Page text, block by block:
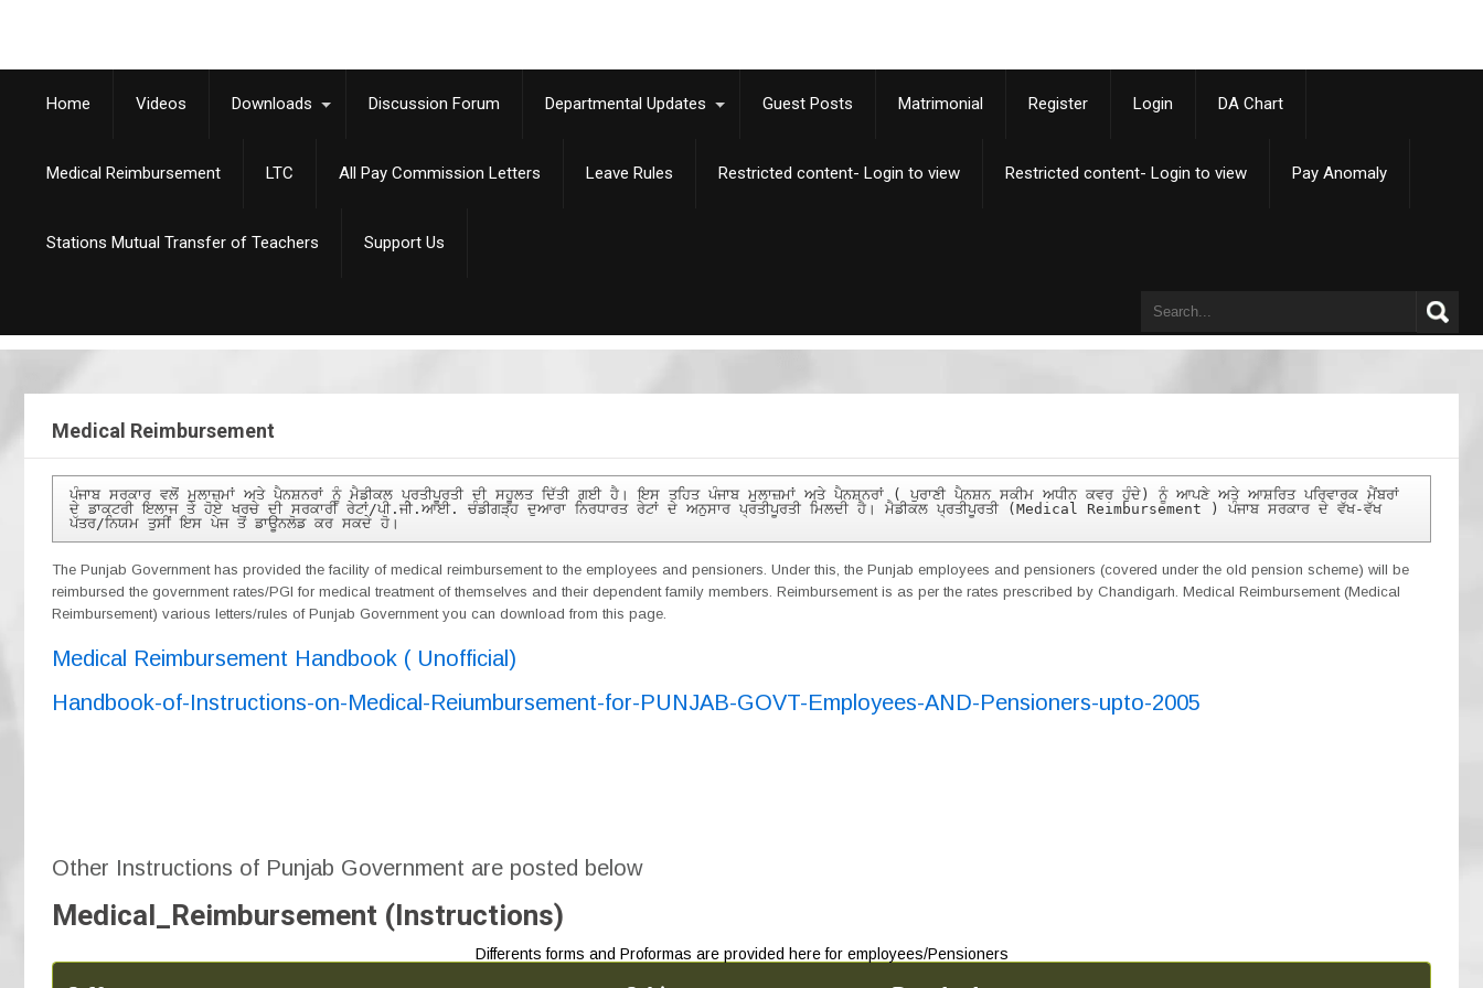
Home Videos Downloads Discussion Forum Departmental Updates Guest Posts Matrimonial Register Login DA Chart
Medical Reimbursement LTC All Pay Commission Letters Leave Rules Restricted content- Login to view Restricted content- Login to view Pay Anomaly
Stations Mutual Transfer of Teachers Support Us
Medical Reimbursement
ਪੰਜਾਬ ਸਰਕਾਰ ਵਲੋਂ ਮੁਲਾਜ਼ਮਾਂ ਅਤੇ ਪੈਨਸ਼ਨਰਾਂ ਨੂੰ ਮੈਡੀਕਲ ਪ੍ਰਤੀਪੂਰਤੀ ਦੀ ਸਹੂਲਤ ਦਿੱਤੀ ਗਈ ਹੈ। ਇਸ ਤਹਿਤ ਪੰਜਾਬ ਮੁਲਾਜ਼ਮਾਂ ਅਤੇ ਪੈਨਸ਼ਨਰਾਂ ( ਪੁਰਾਣੀ ਪੈਨਸ਼ਨ ਸਕੀਮ ਅਧੀਨ ਕਵਰ ਹੁੰਦੇ) ਨੂੰ ਆਪਣੇ ਅਤੇ ਆਸ਼ਰਿਤ ਪਰਿਵਾਰਕ ਮੈਂਬਰਾਂ
ਦੇ ਡਾਕਟਰੀ ਇਲਾਜ ਤੇ ਹੋਏ ਖਰਚੇ ਦੀ ਸਰਕਾਰੀ ਰੇਟਾਂ/ਪੀ.ਜੀ.ਆਈ. ਚੰਡੀਗੜ੍ਹ ਦੁਆਰਾ ਨਿਰਧਾਰਤ ਰੇਟਾਂ ਦੇ ਅਨੁਸਾਰ ਪ੍ਰਤੀਪੂਰਤੀ ਮਿਲਦੀ ਹੈ। ਮੈਡੀਕਲ ਪ੍ਰਤੀਪੂਰਤੀ (Medical Reimbursement ) ਪੰਜਾਬ ਸਰਕਾਰ ਦੇ ਵੱਖ-ਵੱਖ
ਪੱਤਰ/ਨਿਯਮ ਤੁਸੀਂ ਇਸ ਪੇਜ ਤੋਂ ਡਾਊਨਲੋਡ ਕਰ ਸਕਦੇ ਹੋ।
The Punjab Government has provided the facility of medical reimbursement to the employees and pensioners. Under this, the Punjab employees and pensioners (covered under the old pension scheme) will be
reimbursed the government rates/PGI for medical treatment of themselves and their dependent family members. Reimbursement is as per the rates prescribed by Chandigarh. Medical Reimbursement (Medical
Reimbursement) various letters/rules of Punjab Government you can download from this page.
Medical Reimbursement Handbook ( Unofficial)
Handbook-of-Instructions-on-Medical-Reiumbursement-for-PUNJAB-GOVT-Employees-AND-Pensioners-upto-2005
Other Instructions of Punjab Government are posted below
Medical_Reimbursement (Instructions)
Differents forms and Proformas are provided here for employees/Pensioners